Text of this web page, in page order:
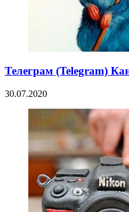
Телеграм (Telegram)
30.07.2020